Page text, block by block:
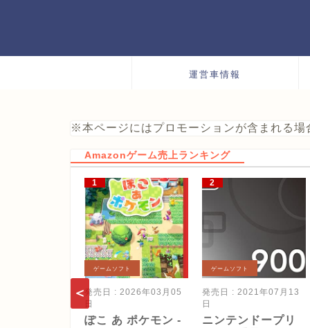
運営車情報
※本ページにはプロモーションが含まれる場
Amazonゲーム売上ランキング
ゲームソフト
発売日 : 2026年03月05
日
ぽこ あ ポケモン -
ゲームソフト
発売日 : 2021年07月13
日
ニンテンドープリ